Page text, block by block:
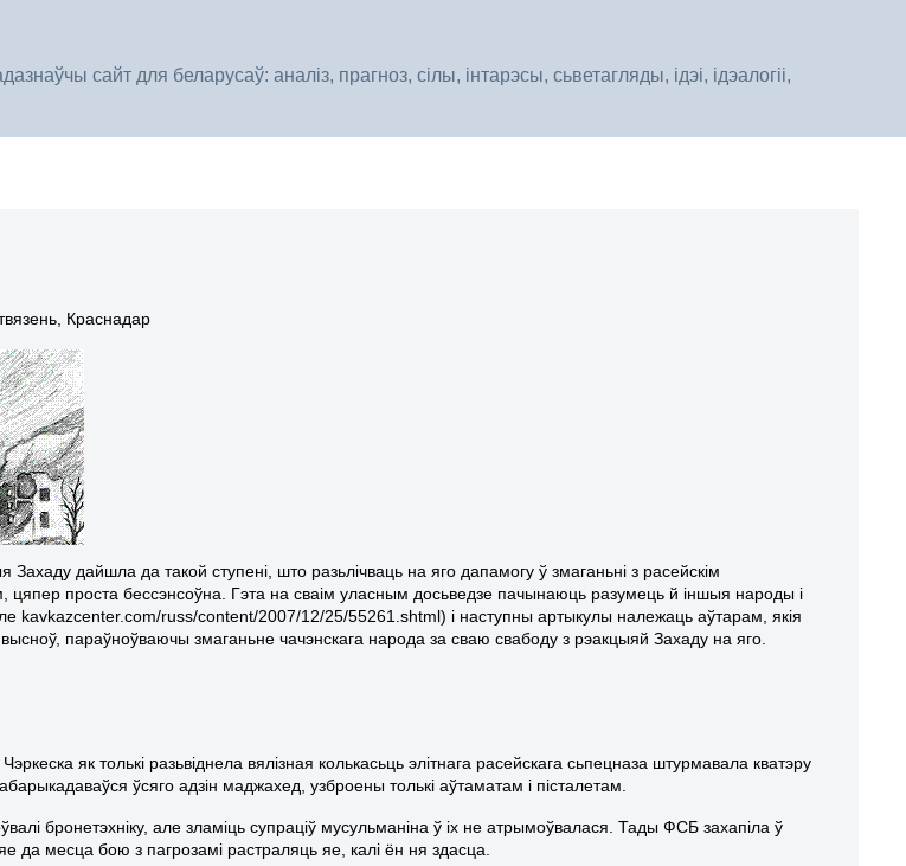
сайт для беларусаў: аналіз, прагноз, сілы, інтарэсы, сьветагляды, ідэі, ідэалогіі,
Краснадар
Захаду дайшла да такой ступені, што разьлічваць на яго дапамогу ў змаганьні з расейскім
цяпер проста бессэнсоўна. Гэта на сваім уласным досьведзе пачынаюць разумець й іншыя народы і
kavkazcenter.com/russ/content/2007/12/25/55261.shtml) і наступны артыкулы належаць аўтарам, якія
параўноўваючы змаганьне чачэнскага народа за сваю свабоду з рэакцыяй Захаду на яго.
як толькі разьвіднела вялізная колькасьць элітнага расейскага сьпецназа штурмавала кватэру
ўсяго адзін маджахед, узброены толькі аўтаматам і пісталетам.
бронетэхніку, але зламіць супраціў мусульманіна ў іх не атрымоўвалася. Тады ФСБ захапіла ў
да месца бою з пагрозамі растраляць яе, калі ён ня здасца.